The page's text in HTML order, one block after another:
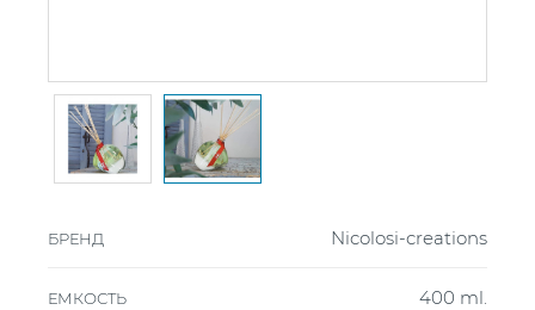
БРЕНД Nicolosi-creations
ЕМКОСТЬ 400 ml.